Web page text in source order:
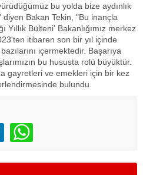
bu yolda bize aydınlık
Bakan Tekin, "Bu inançla
Yıllık Bülteni' Bakanlığımız merkez
itibaren son bir yıl içinde
içermektedir. Başarıya
bu hususta rolü büyüktür.
gayretleri ve emekleri için bir kez
bulundu.